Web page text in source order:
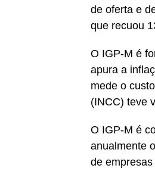
de oferta e
que recuou
O IGP-M é
apura a
mede o
(INCC) teve
O IGP-M é
anualmente
de